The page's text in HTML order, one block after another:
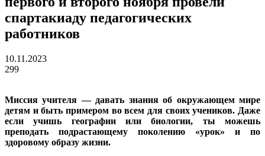
спартакиаду педагогических
работников
10.11.2023
299
Миссия учителя — давать знания об окружающем мире
детям и быть примером во всем для своих учеников. Даже
если учишь географии или биологии, ты можешь
преподать подрастающему поколению «урок» и по
здоровому образу жизни.